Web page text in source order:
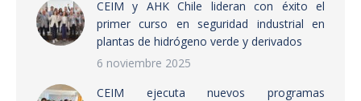
CEIM y AHK Chile lideran con éxito el
primer curso en seguridad industrial en
plantas de hidrógeno verde y derivados
6 noviembre 2025
CEIM ejecuta nuevos programas